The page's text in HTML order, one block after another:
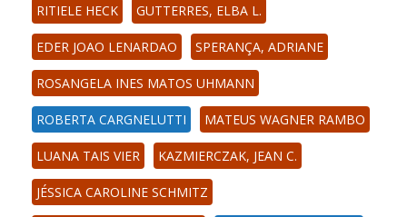
RITIELE HECK GUTTERRES, ELBA L.
EDER JOAO LENARDAO SPERANÇA, ADRIANE
ROSANGELA INES MATOS UHMANN
ROBERTA CARGNELUTTI MATEUS WAGNER RAMBO
LUANA TAIS VIER KAZMIERCZAK, JEAN C.
JÉSSICA CAROLINE SCHMITZ